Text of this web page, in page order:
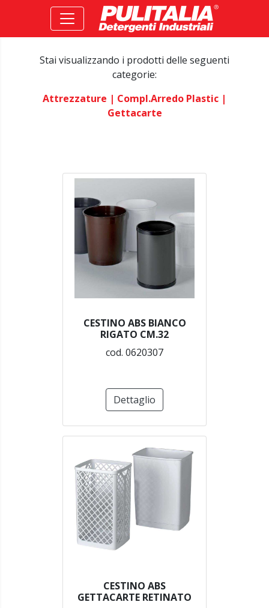
Stai visualizzando i prodotti delle seguenti
categorie:
Attrezzature | Compl.arredo Plastic |
Gettacarte
CESTINO ABS BIANCO
RIGATO CM.32
cod. 0620307
Dettaglio
CESTINO ABS
GETTACARTE RETINATO